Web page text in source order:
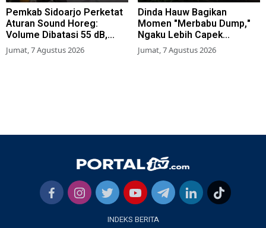
Pemkab Sidoarjo Perketat
Aturan Sound Horeg:
Volume Dibatasi 55 dB,
Wajib Kantongi Izin
Jumat, 7 Agustus 2026
Dinda Hauw Bagikan
Momen "Merbabu Dump,"
Ngaku Lebih Capek
Dibanding Gunung Sumbing
Jumat, 7 Agustus 2026
INDEKS BERITA